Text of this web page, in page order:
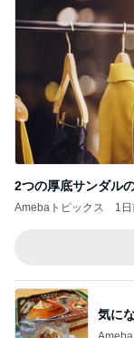
2つの厚底サンダル
Amebaトピックス 1
気に